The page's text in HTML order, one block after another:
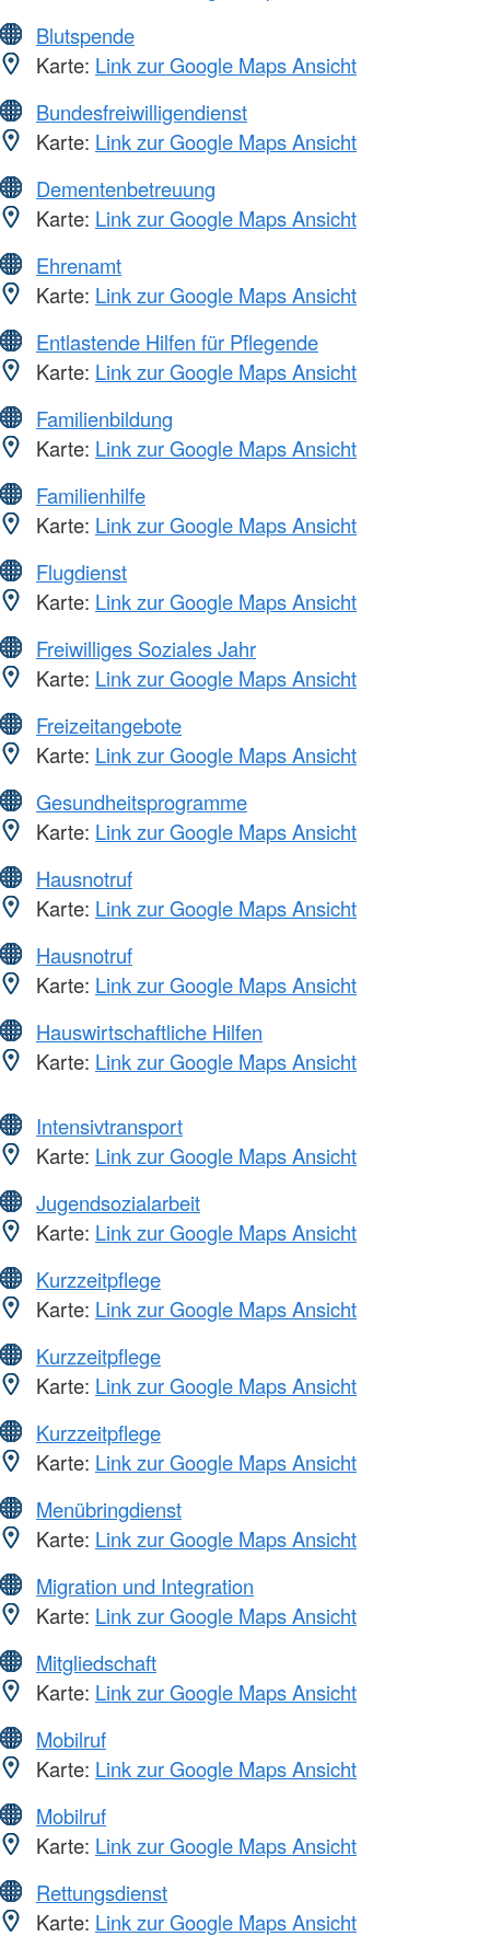
Blutspende
Karte: Link zur Google Maps Ansicht
Bundesfreiwilligendienst
Karte: Link zur Google Maps Ansicht
Dementenbetreuung
Karte: Link zur Google Maps Ansicht
Ehrenamt
Karte: Link zur Google Maps Ansicht
Entlastende Hilfen für Pflegende
Karte: Link zur Google Maps Ansicht
Familienbildung
Karte: Link zur Google Maps Ansicht
Familienhilfe
Karte: Link zur Google Maps Ansicht
Flugdienst
Karte: Link zur Google Maps Ansicht
Freiwilliges Soziales Jahr
Karte: Link zur Google Maps Ansicht
Freizeitangebote
Karte: Link zur Google Maps Ansicht
Gesundheitsprogramme
Karte: Link zur Google Maps Ansicht
Hausnotruf
Karte: Link zur Google Maps Ansicht
Hausnotruf
Karte: Link zur Google Maps Ansicht
Hauswirtschaftliche Hilfen
Karte: Link zur Google Maps Ansicht
Intensivtransport
Karte: Link zur Google Maps Ansicht
Jugendsozialarbeit
Karte: Link zur Google Maps Ansicht
Kurzzeitpflege
Karte: Link zur Google Maps Ansicht
Kurzzeitpflege
Karte: Link zur Google Maps Ansicht
Kurzzeitpflege
Karte: Link zur Google Maps Ansicht
Menübringdienst
Karte: Link zur Google Maps Ansicht
Migration und Integration
Karte: Link zur Google Maps Ansicht
Mitgliedschaft
Karte: Link zur Google Maps Ansicht
Mobilruf
Karte: Link zur Google Maps Ansicht
Mobilruf
Karte: Link zur Google Maps Ansicht
Rettungsdienst
Karte: Link zur Google Maps Ansicht